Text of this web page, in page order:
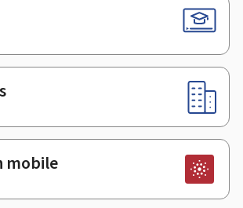
mobile